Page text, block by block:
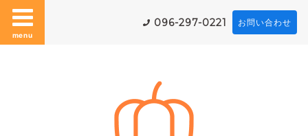
menu
096-297-0221 お問い合わせ